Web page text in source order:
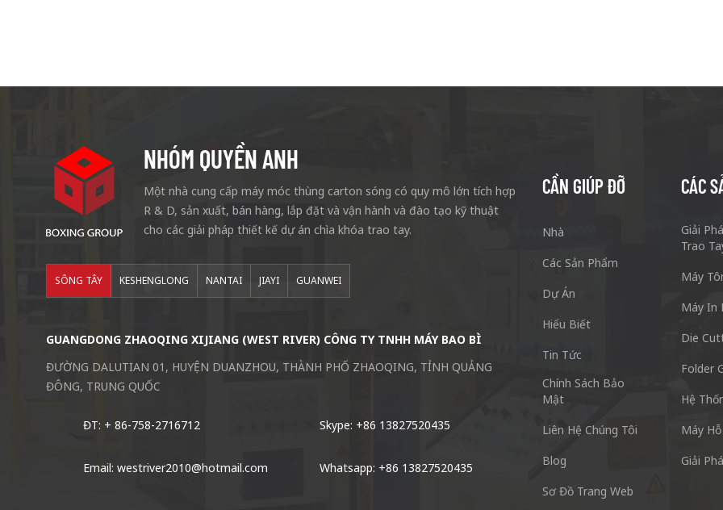
NHÓM QUYỀN ANH
Một nhà cung cấp máy móc thùng carton sóng có quy mô lớn tích hợp
R & D, sản xuất, bán hàng, lắp đặt và vận hành và đào tạo kỹ thuật
cho các giải pháp thiết kế dự án chìa khóa trao tay.
SÔNG TÂY KESHENGLONG NANTAI JIAYI GUANWEI
GUANGDONG ZHAOQING XIJIANG (WEST RIVER) CÔNG TY TNHH MÁY BAO BÌ
ĐƯỜNG DALUTIAN 01, HUYỆN DUANZHOU, THÀNH PHỐ ZHAOQING, TỈNH QUẢNG
ĐÔNG, TRUNG QUỐC
ĐT: + 86-758-2716712 Skype: +86 13827520435
Email: westriver2010@hotmail.com Whatsapp: +86 13827520435
Công Ty TNHH Máy Đóng Gói
SỐ 77 Đường Xieshi Thị trấn
511495 Trung Quốc
ĐT: + 86-20-84771416
Email: kl@keshenglong.com.cn
CẦN GIÚP ĐỠ
Nhà
Các Sản Phẩm
Dự Án
Hiểu Biết
Tin Tức
Chính Sách Bảo
Mật
Liên Hệ Chúng Tôi
Blog
Sơ Đồ Trang Web
CÁC
Giải
Trao
Máy
Máy In
Die
Folder
Hệ
Máy
Giải